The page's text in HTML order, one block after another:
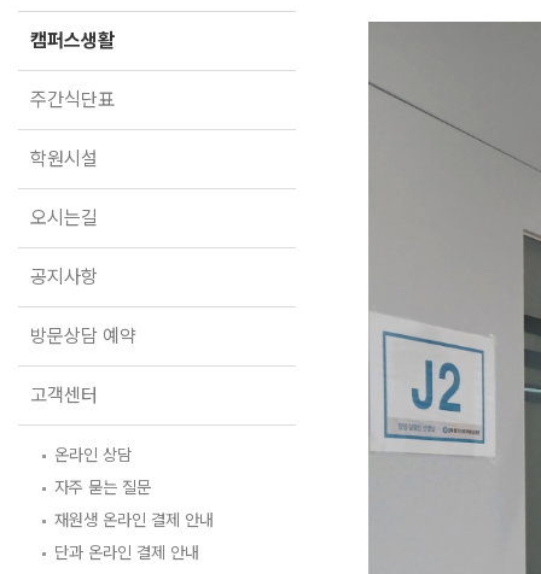
주간식단표
학원시설
오시는길
공지사항
방문상담 예약
고객센터
온라인 상담
자주 묻는 질문
마이페이지 안내
캠퍼스생활
주간식단표
학원시설
오시는길
공지사항
방문상담 예약
고객센터
온라인 상담
자주 묻는 질문
재원생 온라인 결제 안내
단과 온라인 결제 안내